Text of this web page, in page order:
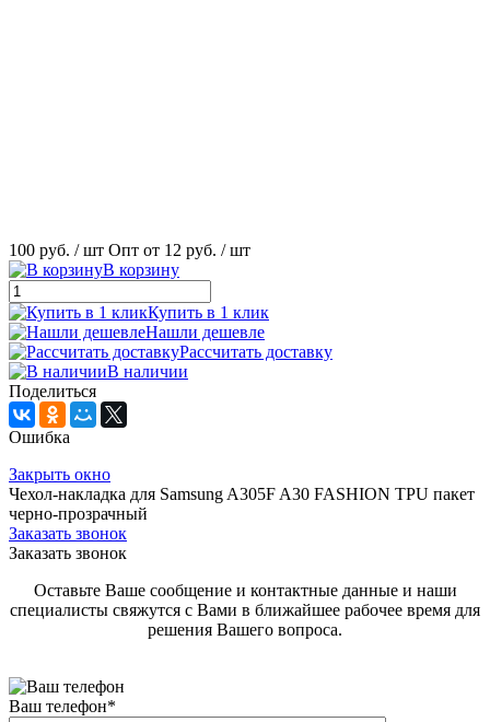
100 руб. / шт Опт от 12 руб. / шт
В корзину
Купить в 1 клик
Нашли дешевле
Рассчитать доставку
В наличии
Поделиться
Ошибка
Закрыть окно
Чехол-накладка для Samsung A305F A30 FASHION TPU пакет
черно-прозрачный
Заказать звонок
Заказать звонок
Оставьте Ваше сообщение и контактные данные и наши
специалисты свяжутся с Вами в ближайшее рабочее время для
решения Вашего вопроса.
Ваш телефон*